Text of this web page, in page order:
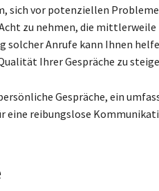
sich vor potenziellen
zu nehmen, die
solcher Anrufe kann Ihnen
Ihrer Gespräche zu
Gespräche, ein
eine reibungslose